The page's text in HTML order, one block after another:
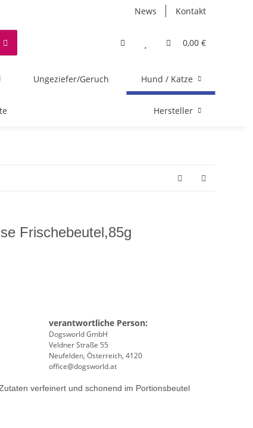
News Kontakt
0,00 €
Ungeziefer/Geruch Hund / Katze
Hersteller
Frischebeutel,85g
verantwortliche Person:
Dogsworld GmbH
Veldner Straße 55
Neufelden, Österreich, 4120
office@dogsworld.at
verfeinert und schonend im Portionsbeutel